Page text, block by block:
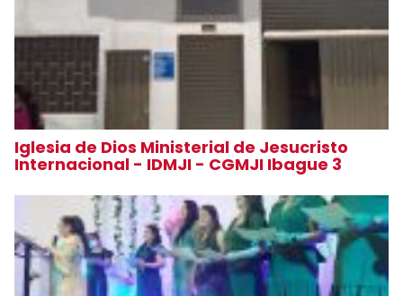
Iglesia de Dios Ministerial de Jesucristo
Internacional - IDMJI - CGMJI Ibague 3